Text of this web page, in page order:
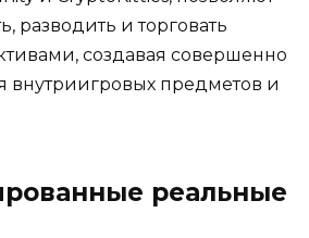
разводить и торговать
создавая совершенно
внутриигровых предметов и
реальные